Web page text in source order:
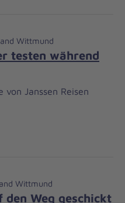
Wittmund
testen während
von Janssen Reisen
Wittmund
Weg geschickt